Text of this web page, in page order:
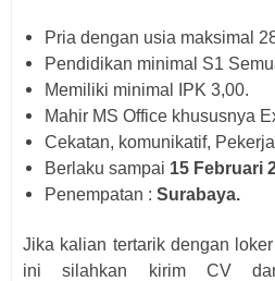
Pria dengan usia maksimal
Pendidikan minimal S1
Memiliki minimal IPK 3,00.
Mahir MS Office khususnya
Cekatan, komunikatif,
Berlaku sampai 15 Februari
Penempatan : Surabaya.
Jika kalian tertarik dengan
ini silahkan kirim CV